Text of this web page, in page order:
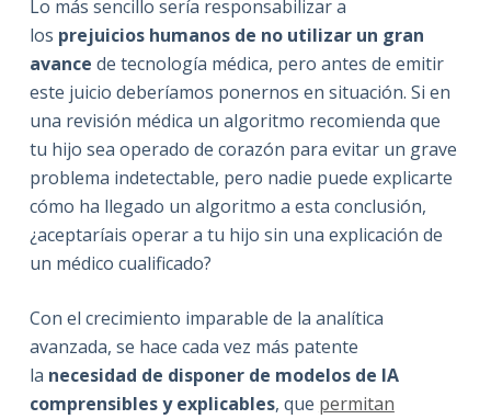
Lo más sencillo sería responsabilizar a
los prejuicios humanos de no utilizar un gran
avance de tecnología médica, pero antes de emitir
este juicio deberíamos ponernos en situación. Si en
una revisión médica un algoritmo recomienda que
tu hijo sea operado de corazón para evitar un grave
problema indetectable, pero nadie puede explicarte
cómo ha llegado un algoritmo a esta conclusión,
¿aceptaríais operar a tu hijo sin una explicación de
un médico cualificado?
Con el crecimiento imparable de la analítica
avanzada, se hace cada vez más patente
la necesidad de disponer de modelos de IA
comprensibles y explicables, que permitan